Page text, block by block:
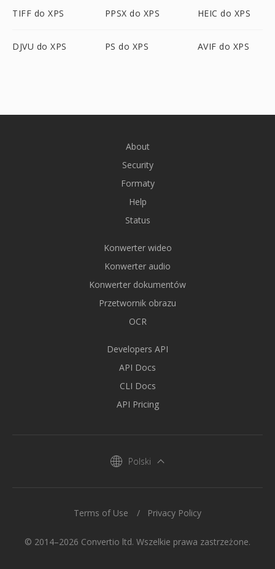
TIFF do XPS PPSX do XPS HEIC do XPS
DJVU do XPS PS do XPS AVIF do XPS
About
Security
Formaty
Help
Status
Konwerter wideo
Konwerter audio
Konwerter dokumentów
Przetwornik obrazu
OCR
Developers API
API Docs
CLI Docs
API Pricing
Polski
© 2014–2026 Convertio ltd. Wszelkie prawa zastrzeżone.
Terms of Use Privacy Policy